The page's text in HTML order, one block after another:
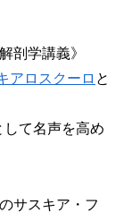
剖学講義》
アロスクーロ と
して名声を高め
サスキア・フ